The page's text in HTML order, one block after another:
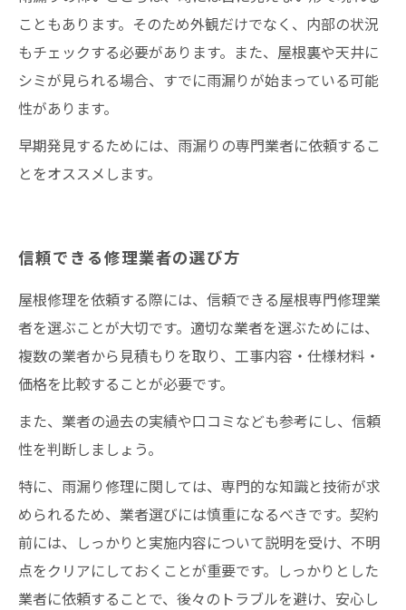
こともあります。そのため外観だけでなく、内部の状況
もチェックする必要があります。また、屋根裏や天井に
シミが見られる場合、すでに雨漏りが始まっている可能
性があります。
早期発見するためには、雨漏りの専門業者に依頼するこ
とをオススメします。
信頼できる修理業者の選び方
屋根修理を依頼する際には、信頼できる屋根専門修理業
者を選ぶことが大切です。適切な業者を選ぶためには、
複数の業者から見積もりを取り、工事内容・仕様材料・
価格を比較することが必要です。
また、業者の過去の実績や口コミなども参考にし、信頼
性を判断しましょう。
特に、雨漏り修理に関しては、専門的な知識と技術が求
められるため、業者選びには慎重になるべきです。契約
前には、しっかりと実施内容について説明を受け、不明
点をクリアにしておくことが重要です。しっかりとした
業者に依頼することで、後々のトラブルを避け、安心し